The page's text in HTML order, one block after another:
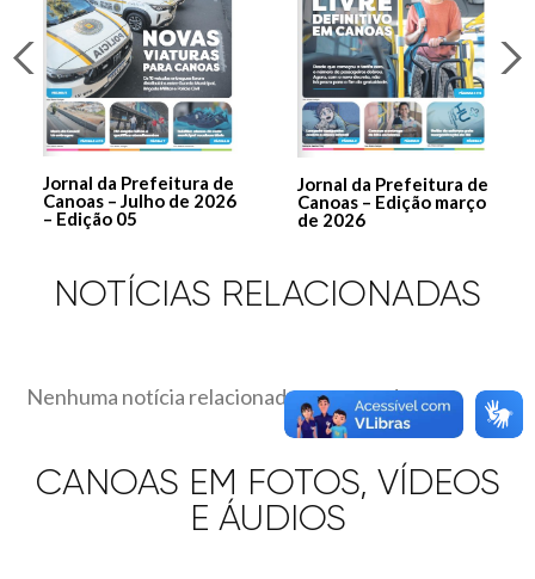
Jornal da Prefeitura de
Canoas – Julho de 2026
– Edição 05
Jornal da Prefeitura de
Canoas – Edição março
de 2026
NOTÍCIAS RELACIONADAS
Nenhuma notícia relacionada encontrada.
CANOAS EM FOTOS, VÍDEOS
E ÁUDIOS